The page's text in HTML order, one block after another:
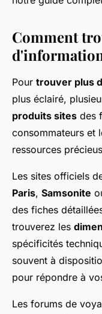
Comment
Pour trouver plus
plus éclairé,
produits sites des
consommateurs et
ressources
Les sites officiels
Paris, Samsonite
des fiches
trouverez les
spécificités
souvent à
pour répondre à
Les forums de